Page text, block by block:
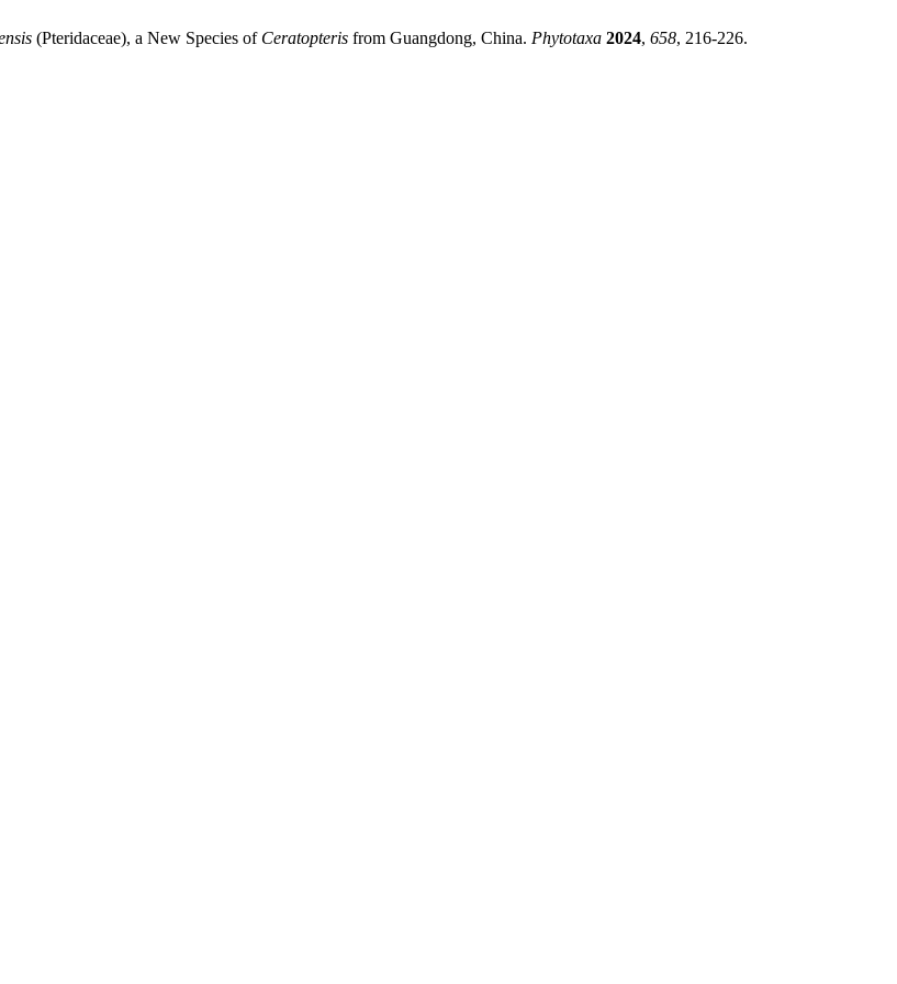
(Pteridaceae), a New Species of Ceratopteris from Guangdong, China. Phytotaxa 2024, 658, 216-226.